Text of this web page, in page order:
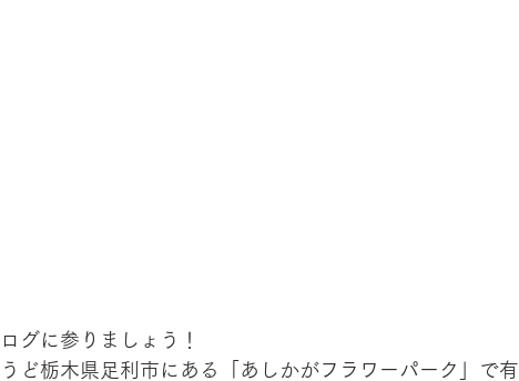
グに参りましょう！
ど栃木県足利市にある「あしかがフラワーパーク」で有